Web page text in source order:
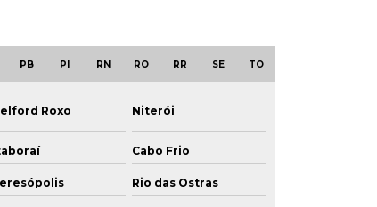
PB PI RN RO RR SE TO
Roxo Niterói
Cabo Frio
Rio das Ostras